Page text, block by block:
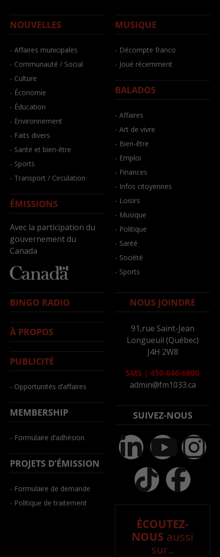
NOUVELLES
- Affaires municipales
- Communauté / Social
- Culture
- Économie
- Éducation
- Environnement
- Faits divers
- Santé et bien-être
- Sports
- Transport / Circulation
ÉMISSIONS
Avec la participation du
gouvernement du
Canada
MUSIQUE
- Décompte franco
- Joué récemment
BALADOS
- Affaires
- Art de vivre
- Bien-être
- Emploi
- Finances
- Infos citoyennes
- Loisirs
- Musique
- Politique
- Santé
- Société
- Sports
BINGO RADIO
À PROPOS
PUBLICITÉ
- Opportunités d’affaires
MEMBERSHIP
- Formulaire d’adhésion
PROJETS D’ÉMISSION
- Formulaire de demande
- Politique de traitement
NOUS JOINDRE
91,rue Saint-Jean
Longueuil (Québec)
J4H 2W8
SMS | 450-646-6800
admin@fm1033.ca
SUIVEZ-NOUS
ÉCOUTEZ-
NOUS aussi
sur..